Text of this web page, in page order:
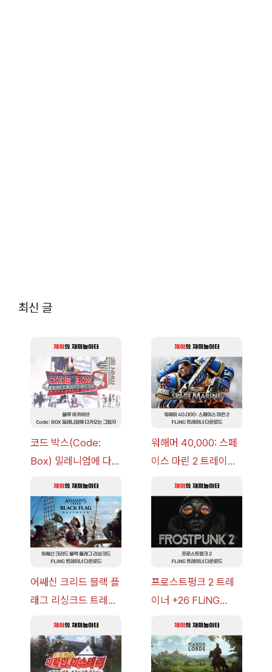
최신 글
코드 박스(Code:
Box) 밀레니엄에 다가
략 [복각] | 블루 아카
이브
워해머 40,000: 스페
이스 마린 2 트레이너
v14.0+] 다운로드
어쌔신 크리드 블랙 플
래그 리싱크드 트레이
v1.0+] 다운로드
프로스트펑크 2 트레
이너 +26 FLiNG
드